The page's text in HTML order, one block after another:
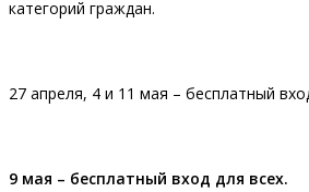
категорий граждан.
27 апреля, 4 и 11 мая – бесплатный
9 мая – бесплатный вход для всех.